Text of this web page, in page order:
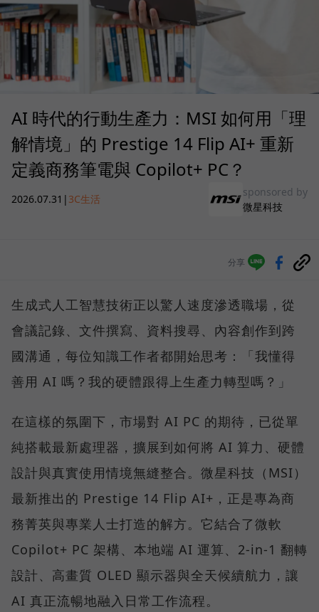
AI 時代的行動生產力：MSI 如何用「理
解情境」的 Prestige 14 Flip AI+ 重新
定義商務筆電與 Copilot+ PC？
2026.07.31 | 3C生活
sponsored by
微星科技
分享
生成式人工智慧技術正以驚人速度滲透職場，從
會議記錄、文件撰寫、資料搜尋、內容創作到跨
國溝通，每位知識工作者都開始思考：「我懂得
善用 AI 嗎？我的硬體跟得上生產力轉型嗎？」
在這樣的氛圍下，市場對 AI PC 的期待，已從單
純搭載最新處理器，擴展到如何將 AI 算力、硬體
設計與真實使用情境無縫整合。微星科技（MSI）
最新推出的 Prestige 14 Flip AI+，正是專為商
務菁英與專業人士打造的解方。它結合了微軟
Copilot+ PC 架構、本地端 AI 運算、2-in-1 翻轉
設計、高畫質 OLED 顯示器與全天候續航力，讓
AI 真正流暢地融入日常工作流程。